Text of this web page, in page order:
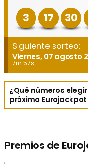
3 17 30
Siguiente sorteo:
Viernes, 07 agosto
7m 57s
¿Qué números
próximo
Premios de